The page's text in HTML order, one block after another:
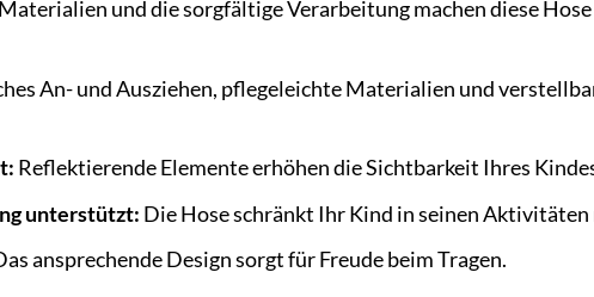
und die sorgfältige Verarbeitung machen diese
An- und Ausziehen, pflegeleichte Materialien und
Reflektierende Elemente erhöhen die Sichtbarkeit Ihres
unterstützt: Die Hose schränkt Ihr Kind in seinen Aktivitäten
ansprechende Design sorgt für Freude beim Tragen.